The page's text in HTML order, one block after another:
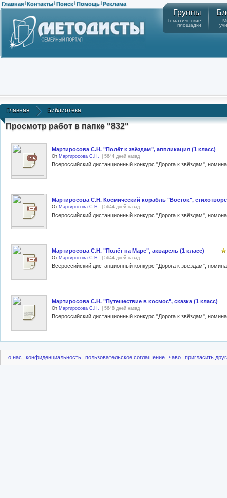
Главная | Контакты | Поиск | Помощь | Реклама
Группы
Тематические
площадки
Главная Библиотека
Просмотр работ в папке "832"
Мартиросова С.Н. "Полёт к звёздам", аппликация (1 класс)
От Мартиросова С.Н. | 5644 дней назад
Мартиросова С.Н. Космический корабль "Восток",
От Мартиросова С.Н. | 5644 дней назад
Мартиросова С.Н. "Полёт на Марс", акварель (1 класс)
От Мартиросова С.Н. | 5644 дней назад
Мартиросова С.Н. "Путешествие в космос", сказка (1 класс)
От Мартиросова С.Н. | 5648 дней назад
о нас конфиденциальность пользовательское соглашение чаво пригласить